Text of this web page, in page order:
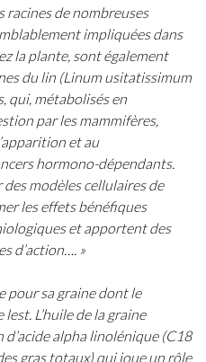
racines de nombreuses
impliquées dans
la plante, sont également
du lin (Linum usitatissimum
qui, métabolisés en
par les mammifères,
et au
hormono-dépendants.
modèles cellulaires de
les effets bénéfiques
et apportent des
d’action…. »
pour sa graine dont le
L’huile de la graine
alpha linolénique (C18
gras totaux) qui joue un rôle